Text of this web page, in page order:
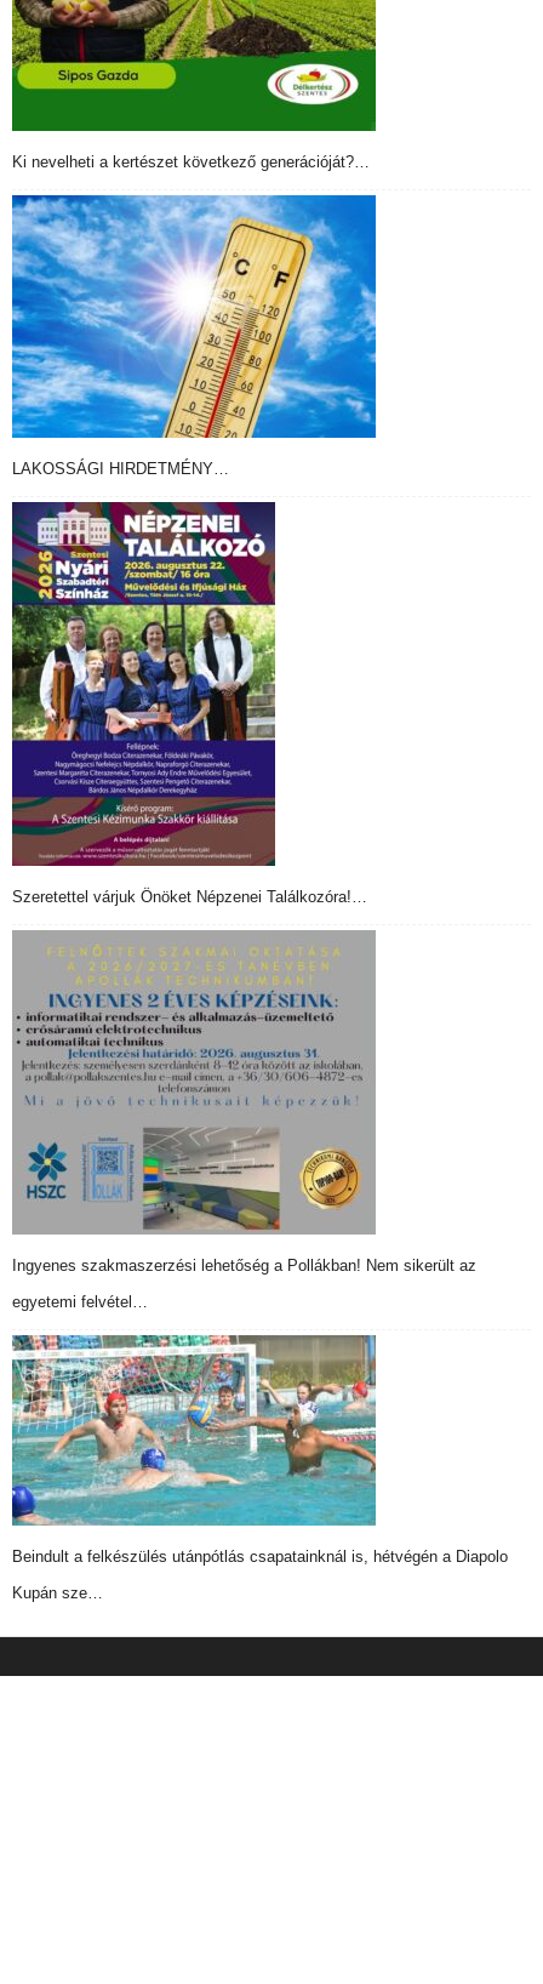
Ki nevelheti a kertészet következő generációját?…
LAKOSSÁGI HIRDETMÉNY…
Szeretettel várjuk Önöket Népzenei Találkozóra!…
Ingyenes szakmaszerzési lehetőség a Pollákban! Nem sikerült az
egyetemi felvétel…
Beindult a felkészülés utánpótlás csapatainknál is, hétvégén a Diapolo
Kupán sze…